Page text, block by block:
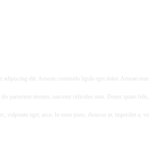
adipiscing elit. Aenean commodo ligula eget dolor. Aenean
parturient montes, nascetur ridiculus mus. Donec quam
vulputate eget, arcu. In enim justo, rhoncus ut, imperdiet a,